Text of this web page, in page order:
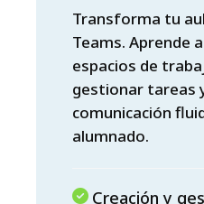
Transforma tu
Teams. Aprende
espacios de
gestionar tareas
comunicación
alumnado.
Creación y